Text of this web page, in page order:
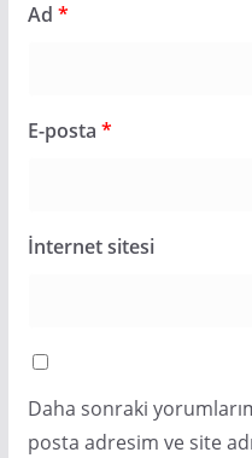
Ad *
E-posta *
İnternet sitesi
Daha sonraki
posta adresim ve site